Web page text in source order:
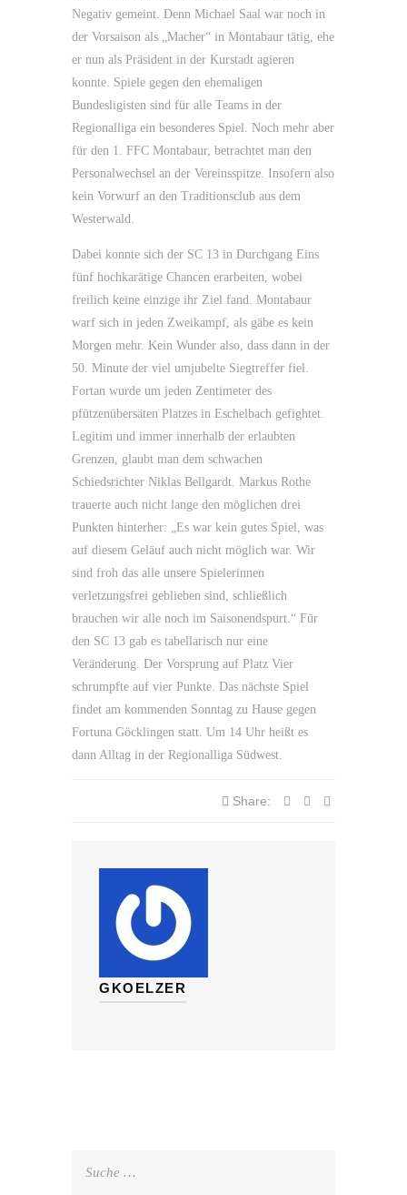
Negativ gemeint. Denn Michael Saal war noch in
der Vorsaison als „Macher“ in Montabaur tätig, ehe
er nun als Präsident in der Kurstadt agieren
konnte. Spiele gegen den ehemaligen
Bundesligisten sind für alle Teams in der
Regionalliga ein besonderes Spiel. Noch mehr aber
für den 1. FFC Montabaur, betrachtet man den
Personalwechsel an der Vereinsspitze. Insofern also
kein Vorwurf an den Traditionsclub aus dem
Westerwald.
Dabei konnte sich der SC 13 in Durchgang Eins
fünf hochkarätige Chancen erarbeiten, wobei
freilich keine einzige ihr Ziel fand. Montabaur
warf sich in jeden Zweikampf, als gäbe es kein
Morgen mehr. Kein Wunder also, dass dann in der
50. Minute der viel umjubelte Siegtreffer fiel.
Fortan wurde um jeden Zentimeter des
pfützenübersäten Platzes in Eschelbach gefightet.
Legitim und immer innerhalb der erlaubten
Grenzen, glaubt man dem schwachen
Schiedsrichter Niklas Bellgardt. Markus Rothe
trauerte auch nicht lange den möglichen drei
Punkten hinterher: „Es war kein gutes Spiel, was
auf diesem Geläuf auch nicht möglich war. Wir
sind froh das alle unsere Spielerinnen
verletzungsfrei geblieben sind, schließlich
brauchen wir alle noch im Saisonendspurt.“ Für
den SC 13 gab es tabellarisch nur eine
Veränderung. Der Vorsprung auf Platz Vier
schrumpfte auf vier Punkte. Das nächste Spiel
findet am kommenden Sonntag zu Hause gegen
Fortuna Göcklingen statt. Um 14 Uhr heißt es
dann Alltag in der Regionalliga Südwest.
Share:
GKOELZER